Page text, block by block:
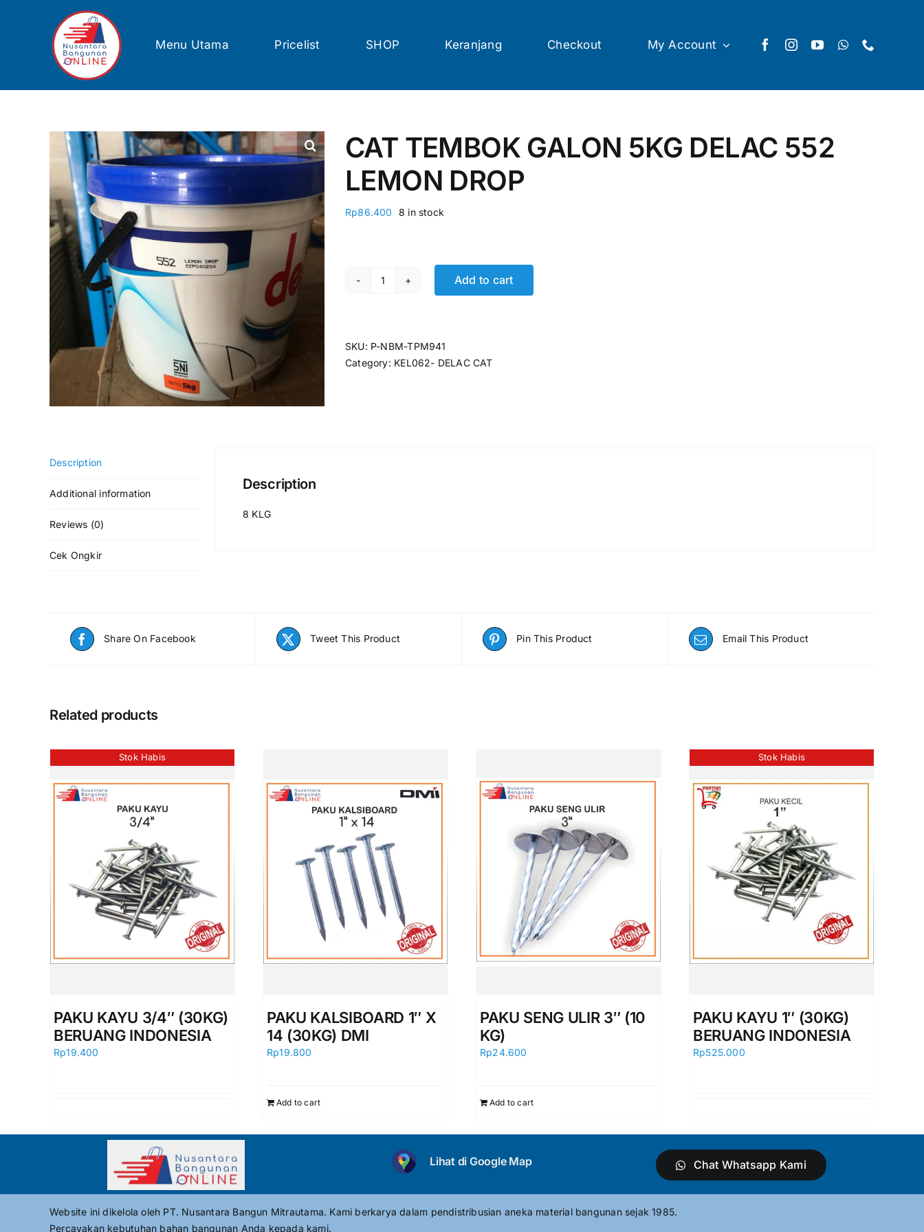
Menu Utama Pricelist SHOP Keranjang Checkout My Account
CAT TEMBOK GALON 5KG DELAC 552
LEMON DROP
Rp86.400 8 in stock
CAT TEMBOK GALON 5KG DELAC 552 LEMON DROP quantity
Add to cart
SKU: P-NBM-TPM941
Category: KEL062- DELAC CAT
Description
Additional information
Reviews (0)
Cek Ongkir
Description
8 KLG
Share On Facebook Tweet This Product Pin This Product Email This Product
Related products
Stok Habis
PAKU KAYU 3/4″ (30KG)
BERUANG INDONESIA
Rp19.400
PAKU KALSIBOARD 1″ X
14 (30KG) DMI
Rp19.800
Add to cart
PAKU SENG ULIR 3″ (10
KG)
Rp24.600
Add to cart
Stok Habis
PAKU KAYU 1″ (30KG)
BERUANG INDONESIA
Rp525.000
Lihat di Google Map Chat Whatsapp Kami
Website ini dikelola oleh PT. Nusantara Bangun Mitrautama. Kami berkarya dalam pendistribusian aneka material bangunan sejak 1985.
Percayakan kebutuhan bahan bangunan Anda kepada kami.